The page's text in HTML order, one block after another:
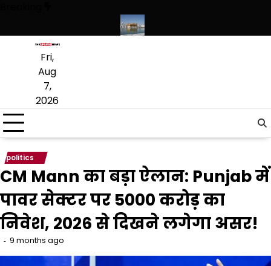
content
Fri,
Aug
7,
2026
politics
CM Mann का बड़ा ऐलान: Punjab में
पावर सेक्टर पर 5000 करोड़ का
निवेश, 2026 से दिखने लगेगा असर!
9 months ago